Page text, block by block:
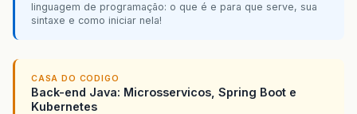
linguagem de programação: o que é e para que serve, sua
sintaxe e como iniciar nela!
CASA DO CODIGO
Back-end Java: Microsservicos, Spring Boot e
Kubernetes